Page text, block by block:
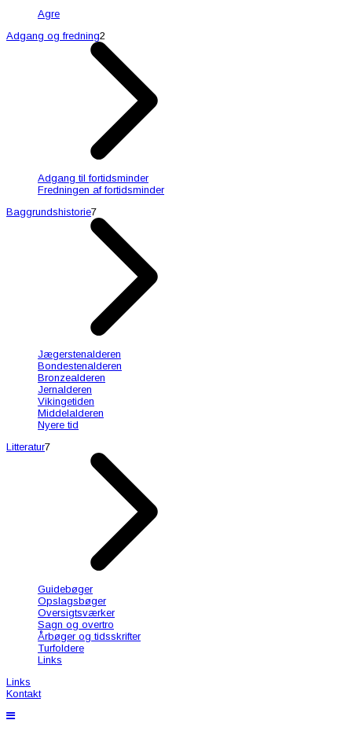
Agre
Adgang og fredning2
Adgang til fortidsminder
Fredningen af fortidsminder
Baggrundshistorie7
Jægerstenalderen
Bondestenalderen
Bronzealderen
Jernalderen
Vikingetiden
Middelalderen
Nyere tid
Litteratur7
Guidebøger
Opslagsbøger
Oversigtsværker
Sagn og overtro
Årbøger og tidsskrifter
Turfoldere
Links
Links
Kontakt